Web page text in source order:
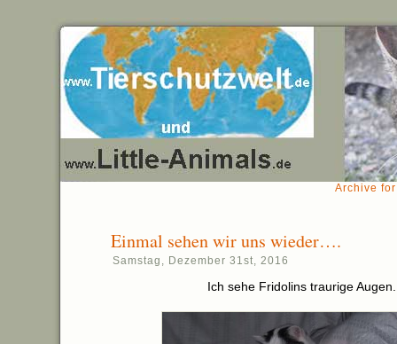
Archive
Einmal sehen wir uns wieder….
Samstag, Dezember 31st, 2016
Ich sehe Fridolins traurige Augen.